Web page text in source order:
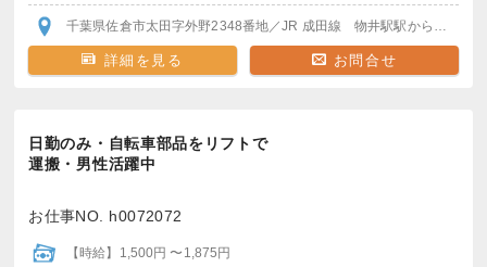
千葉県佐倉市太田字外野2348番地／JR 成田線 物井駅駅から徒歩25分
詳細を見る お問合せ
日勤のみ・自転車部品をリフトで
運搬・男性活躍中
お仕事NO. h0072072
【時給】1,500円 〜1,875円